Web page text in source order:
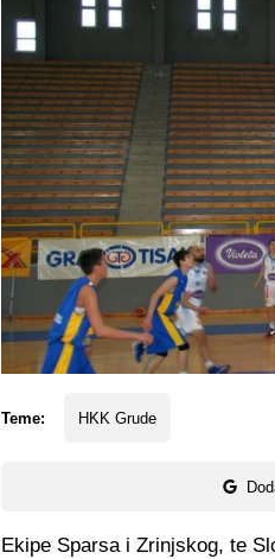
Teme: HKK Grude
Ekipe Sparsa i Zrinjskog, te